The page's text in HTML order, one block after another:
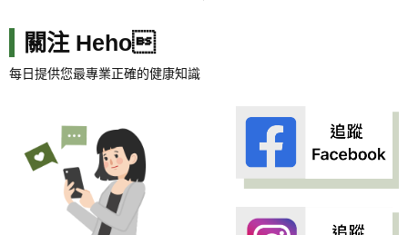
關注 Heho
每日提供您最專業正確的健康知識